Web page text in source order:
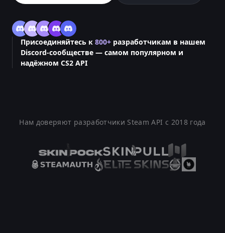
Присоединяйтесь к 800+ разработчикам в нашем
Discord-сообществе — самом популярном и
надёжном CS2 API
Нам доверяют разработчики Steam API с 2018 года